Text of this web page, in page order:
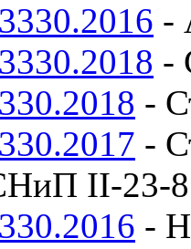
-
-
-
-
II-23-
-